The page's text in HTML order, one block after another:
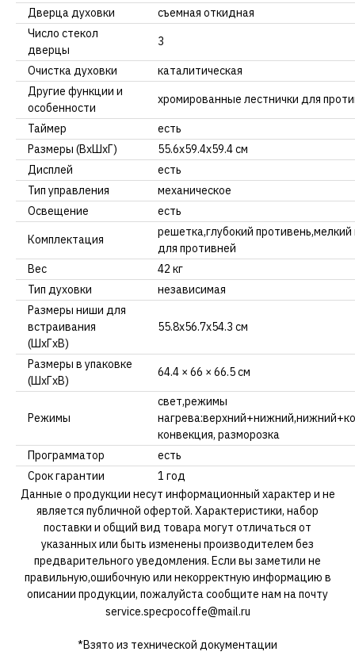
Дверца духовки
съемная откидная
Число стекол
дверцы
3
Очистка духовки
каталитическая
Другие функции и
особенности
хромированные лестнички для
Таймер
есть
Размеры (ВхШхГ)
55.6х59.4х59.4 см
Дисплей
есть
Тип управления
механическое
Освещение
есть
Комплектация
решетка,глубокий
для противней
Вес
42 кг
Тип духовки
независимая
Размеры ниши для
встраивания
(ШxГxВ)
55.8х56.7х54.3 см
Размеры в упаковке
(ШxГxВ)
64.4 × 66 × 66.5 см
Режимы
свет,режимы
конвекция, разморозка
Программатор
есть
Срок гарантии
1 год
Данные о продукции несут информационный характер и не
является публичной офертой. Характеристики, набор
поставки и общий вид товара могут отличаться от
указанных или быть изменены производителем без
предварительного уведомления. Если вы заметили не
правильную,ошибочную или некорректную информацию в
описании продукции, пожалуйста сообщите нам на почту
service.specpocoffe@mail.ru
*Взято из технической документации